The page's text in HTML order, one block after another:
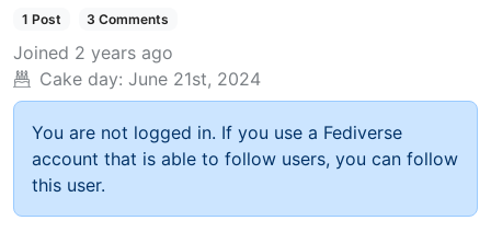
1 Post 3 Comments
Joined 2 years ago
Cake day: June 21st, 2024
You are not logged in. If you use a Fediverse
account that is able to follow users, you can follow
this user.